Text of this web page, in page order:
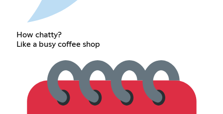
How chatty?
Like a busy coffee shop